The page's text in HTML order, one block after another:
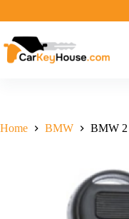
inhoud
Home BMW BMW 2